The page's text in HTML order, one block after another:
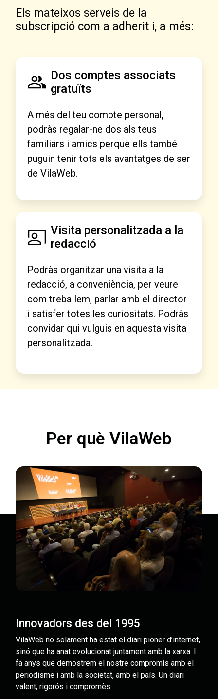
Els mateixos serveis de la
subscripció com a adherit i, a més:
Dos comptes associats
gratuïts
A més del teu compte personal,
podràs regalar-ne dos als teus
familiars i amics perquè ells també
puguin tenir tots els avantatges de ser
de VilaWeb.
Visita personalitzada a la
redacció
Podràs organitzar una visita a la
redacció, a conveniència, per veure
com treballem, parlar amb el director
i satisfer totes les curiositats. Podràs
convidar qui vulguis en aquesta visita
personalitzada.
Per què VilaWeb
Innovadors des del 1995
VilaWeb no solament ha estat el diari pioner d’internet,
sinó que ha anat evolucionat juntament amb la xarxa. I
fa anys que demostrem el nostre compromís amb el
periodisme i amb la societat, amb el país. Un diari
valent, rigorós i compromès.